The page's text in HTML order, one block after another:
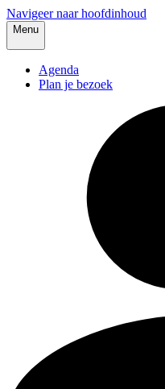
Navigeer naar hoofdinhoud
Menu
Agenda
Plan je bezoek